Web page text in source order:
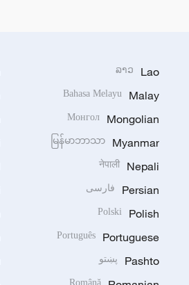
Lao
ລາວ
Malay
Bahasa Melayu
Mongolian
Монгол
Myanmar
မြန်မာဘာသာ
Nepali
नेपाली
Persian فارسی
Polish
Polski
Portuguese
Português
Pashto پښتو
Română